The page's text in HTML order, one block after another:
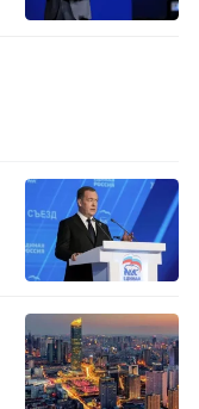
布。
the videos,
and posted
is a social media
storage